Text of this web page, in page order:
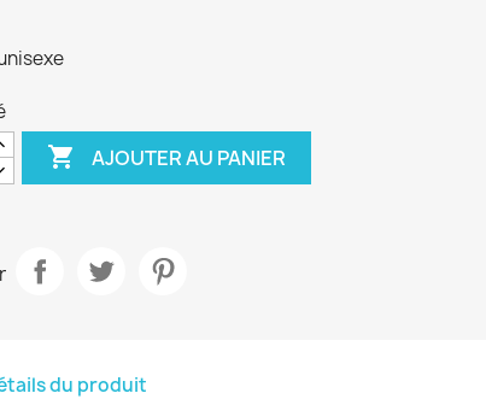
 AJOUTER AU PANIER
du produit